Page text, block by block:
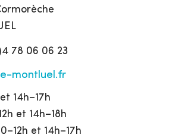
78 06 06 23
montluel.fr
14h–17h
et 14h–18h
et 14h–17h